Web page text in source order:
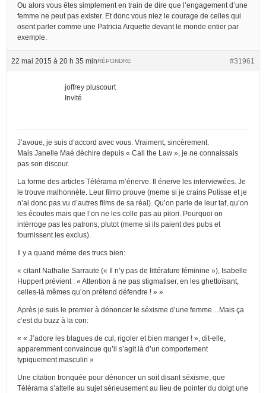
Ou alors vous êtes simplement en train de dire que l’engagement d’une
femme ne peut pas exister. Et donc vous niez le courage de celles qui
osent parler comme une Patricia Arquette devant le monde entier par
exemple.
22 mai 2015 à 20 h 35 min #31961
RÉPONDRE
joffrey pluscourt
Invité
J’avoue, je suis d’accord avec vous. Vraiment, sincèrement.
Mais Janelle Maé déchire depuis « Call the Law », je ne connaissais
pas son discour.
La forme des articles Télérama m’énerve. Il énerve les interviewées. Je
le trouve malhonnète. Leur filmo prouve (meme si je crains Polisse et je
n’ai donc pas vu d’autres films de sa réal). Qu’on parle de leur taf, qu’on
les écoutes mais que l’on ne les colle pas au pilori. Pourquoi on
intérroge pas les patrons, plutot (meme si ils paient des pubs et
fournissent les exclus).
Il y a quand méme des trucs bien:
« citant Nathalie Sarraute (« Il n’y pas de littérature féminine »), Isabelle
Huppert prévient : « Attention à ne pas stigmatiser, en les ghettoïsant,
celles-là mêmes qu’on prétend défendre ! » »
Après je suis le premier à dénoncer le séxisme d’une femme…Mais ça
c’est du buzz à la con:
« « J’adore les blagues de cul, rigoler et bien manger ! », dit-elle,
apparemment convaincue qu’il s’agit là d’un comportement
typiquement masculin »
Une citation tronquée pour dénoncer un soit disant séxisme, que
Télérama s’attelle au sujet sérieusement au lieu de pointer du doigt une